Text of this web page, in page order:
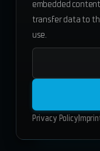
ws_notifys
embedded
transfer data to
use.
Privacy Policy